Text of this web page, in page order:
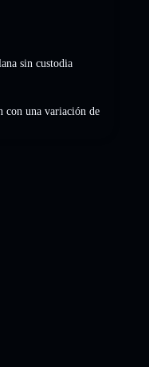
sin custodia
con una variación de